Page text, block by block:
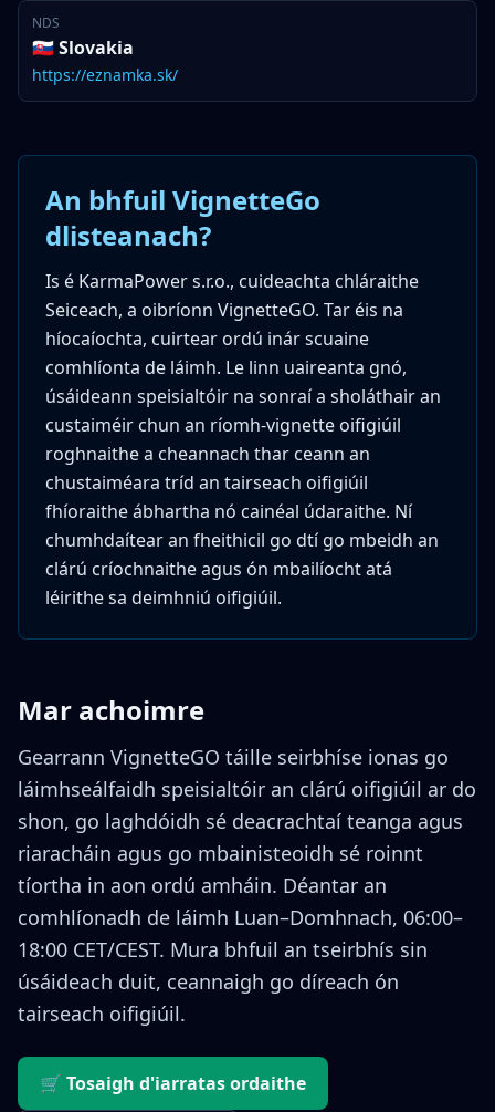
NDS
🇸🇰 Slovakia
https://eznamka.sk/
An bhfuil VignetteGo
dlisteanach?
Is é KarmaPower s.r.o., cuideachta chláraithe
Seiceach, a oibríonn VignetteGO. Tar éis na
híocaíochta, cuirtear ordú inár scuaine
comhlíonta de láimh. Le linn uaireanta gnó,
úsáideann speisialtóir na sonraí a sholáthair an
custaiméir chun an ríomh-vignette oifigiúil
roghnaithe a cheannach thar ceann an
chustaiméara tríd an tairseach oifigiúil
fhíoraithe ábhartha nó cainéal údaraithe. Ní
chumhdaítear an fheithicil go dtí go mbeidh an
clárú críochnaithe agus ón mbailíocht atá
léirithe sa deimhniú oifigiúil.
Mar achoimre
Gearrann VignetteGO táille seirbhíse ionas go
láimhseálfaidh speisialtóir an clárú oifigiúil ar do
shon, go laghdóidh sé deacrachtaí teanga agus
riaracháin agus go mbainisteoidh sé roinnt
tíortha in aon ordú amháin. Déantar an
comhlíonadh de láimh Luan–Domhnach, 06:00–
18:00 CET/CEST. Mura bhfuil an tseirbhís sin
úsáideach duit, ceannaigh go díreach ón
tairseach oifigiúil.
🛒 Tosaigh d'iarratas ordaithe